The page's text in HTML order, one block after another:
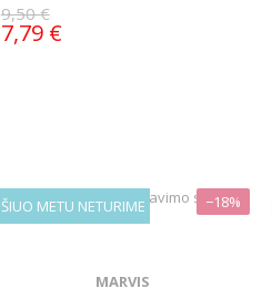
9,50 €
7,79 €
ŠIUO METU NETURIME −18%
MARVIS